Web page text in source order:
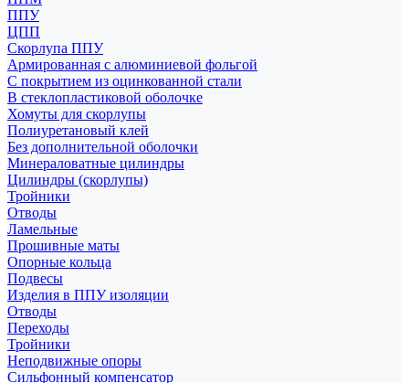
ППУ
ЦПП
Скорлупа ППУ
Армированная с алюминиевой фольгой
С покрытием из оцинкованной стали
В стеклопластиковой оболочке
Хомуты для скорлупы
Полиуретановый клей
Без дополнительной оболочки
Минераловатные цилиндры
Цилиндры (скорлупы)
Тройники
Отводы
Ламельные
Прошивные маты
Опорные кольца
Подвесы
Изделия в ППУ изоляции
Отводы
Переходы
Тройники
Неподвижные опоры
Cильфонный компенсатор